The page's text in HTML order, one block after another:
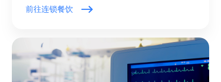
前往连锁餐饮